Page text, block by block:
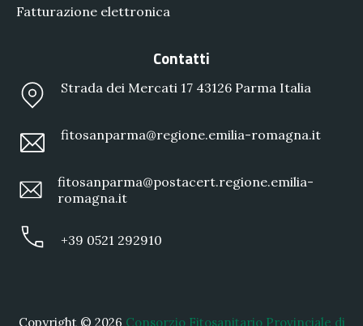
Fatturazione elettronica
Contatti
Strada dei Mercati 17 43126 Parma Italia
fitosanparma@regione.emilia-romagna.it
fitosanparma@postacert.regione.emilia-
romagna.it
+39 0521 292910
Copyright © 2026 Consorzio Fitosanitario Provinciale di